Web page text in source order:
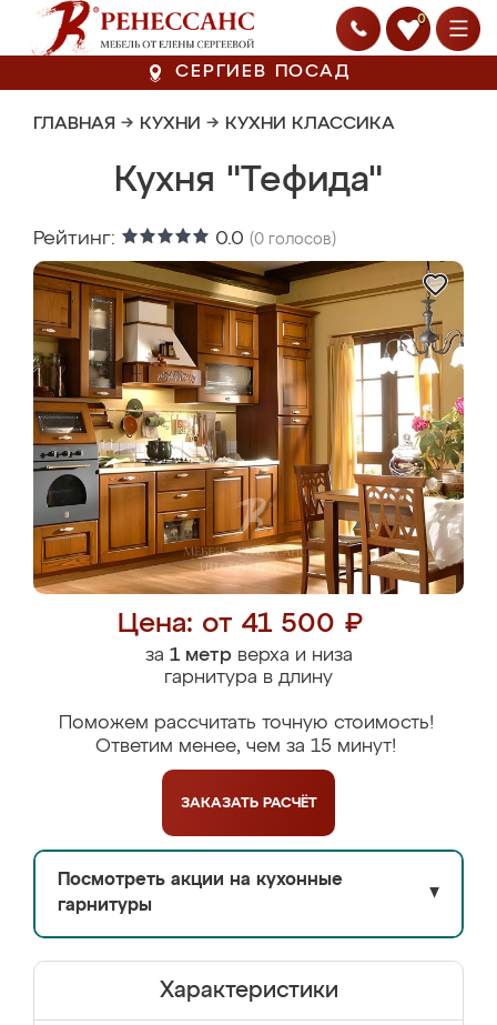
0
СЕРГИЕВ ПОСАД
ГЛАВНАЯ → КУХНИ → КУХНИ КЛАССИКА
Кухня "Тефида"
Рейтинг: 0.0 (0 голосов)
Цена: от 41 500 ₽
за 1 метрверха и низа
гарнитура в длину
Поможем рассчитать точную стоимость!
Ответим менее, чем за 15 минут!
ЗАКАЗАТЬ РАСЧЁТ
Посмотреть акции на кухонные
гарнитуры
▼
Характеристики